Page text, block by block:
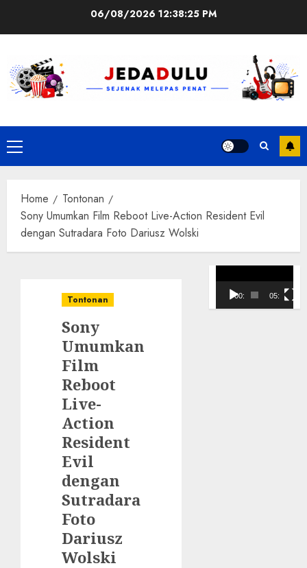
06/08/2026 12:38:26 PM
Primary
Menu
Home
Tontonan
Sony Umumkan Film Reboot Live-Action Resident Evil
dengan Sutradara Foto Dariusz Wolski
Tontonan
Sony
Umumkan
Film
Reboot
Live-
Action
Resident
Evil
dengan
Sutradara
Foto
Dariusz
Wolski
Video
00:00 05:10